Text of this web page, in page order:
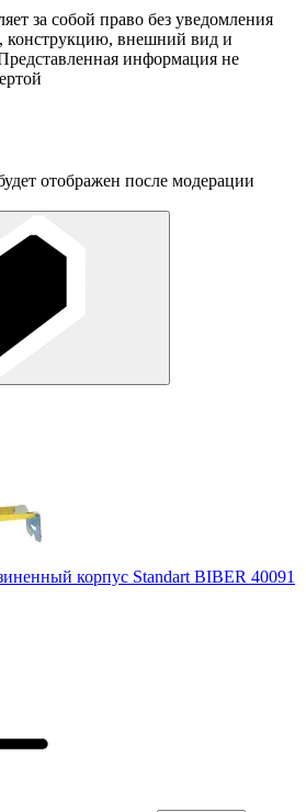
за собой право без уведомления
конструкцию, внешний вид и
информация не
отображен после модерации
корпус Standart BIBER 40091